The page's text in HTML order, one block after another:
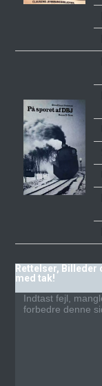
Rettelser,
med tak!